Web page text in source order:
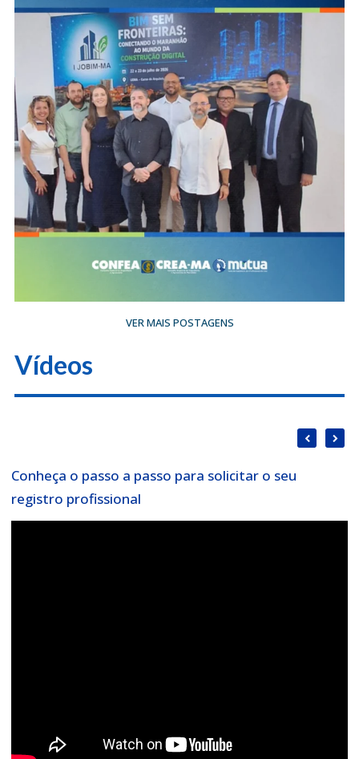
VER MAIS POSTAGENS
Vídeos
Conheça o passo a passo para solicitar o seu
registro profissional